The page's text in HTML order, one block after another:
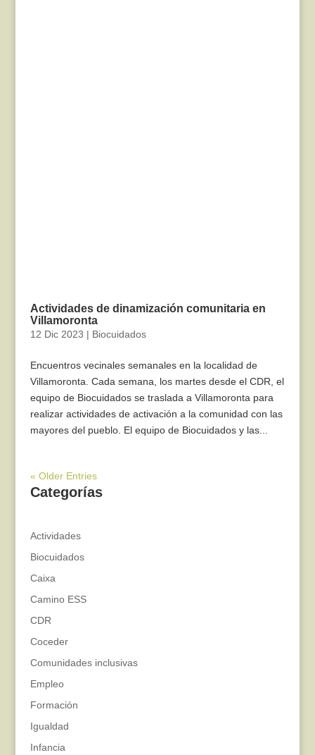
Actividades de dinamización comunitaria en
Villamoronta
12 Dic 2023 | Biocuidados
Encuentros vecinales semanales en la localidad de
Villamoronta. Cada semana, los martes desde el CDR, el
equipo de Biocuidados se traslada a Villamoronta para
realizar actividades de activación a la comunidad con las
mayores del pueblo. El equipo de Biocuidados y las...
« Older Entries
Categorías
Actividades
Biocuidados
Caixa
Camino ESS
CDR
Coceder
Comunidades inclusivas
Empleo
Formación
Igualdad
Infancia